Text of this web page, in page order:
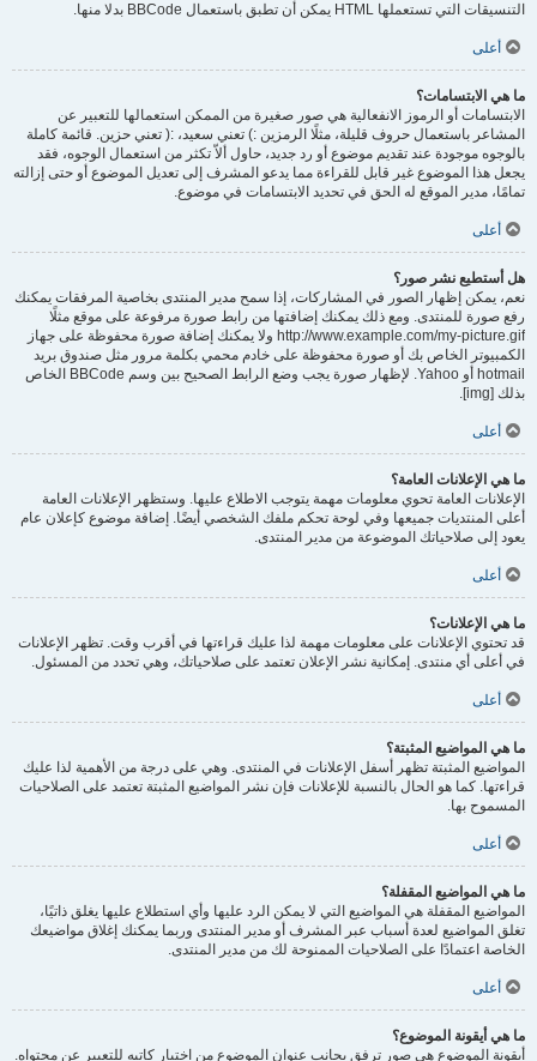
التنسيقات التي تستعملها HTML يمكن أن تطبق باستعمال BBCode بدلا منها.
أعلى
ما هي الابتسامات؟
الابتسامات أو الرموز الانفعالية هي صور صغيرة من الممكن استعمالها للتعبير عن
المشاعر باستعمال حروف قليلة، مثلًا الرمزين :) تعني سعيد، :( تعني حزين. قائمة كاملة
بالوجوه موجودة عند تقديم موضوع أو رد جديد، حاول ألاّ تكثر من استعمال الوجوه، فقد
يجعل هذا الموضوع غير قابل للقراءة مما يدعو المشرف إلى تعديل الموضوع أو حتى إزالته
تمامًا، مدير الموقع له الحق في تحديد الابتسامات في موضوع.
أعلى
هل أستطيع نشر صور؟
نعم، يمكن إظهار الصور في المشاركات، إذا سمح مدير المنتدى بخاصية المرفقات يمكنك
رفع صورة للمنتدى. ومع ذلك يمكنك إضافتها من رابط صورة مرفوعة على موقع مثلًا
http://www.example.com/my-picture.gif ولا يمكنك إضافة صورة محفوظة على جهاز
الكمبيوتر الخاص بك أو صورة محفوظة على خادم محمي بكلمة مرور مثل صندوق بريد
hotmail أو Yahoo. لإظهار صورة يجب وضع الرابط الصحيح بين وسم BBCode الخاص
بذلك [img].
أعلى
ما هي الإعلانات العامة؟
الإعلانات العامة تحوي معلومات مهمة يتوجب الاطلاع عليها. وستظهر الإعلانات العامة
أعلى المنتديات جميعها وفي لوحة تحكم ملفك الشخصي أيضًا. إضافة موضوع كإعلان عام
يعود إلى صلاحياتك الموضوعة من مدير المنتدى.
أعلى
ما هي الإعلانات؟
قد تحتوي الإعلانات على معلومات مهمة لذا عليك قراءتها في أقرب وقت. تظهر الإعلانات
في أعلى أي منتدى. إمكانية نشر الإعلان تعتمد على صلاحياتك، وهي تحدد من المسئول.
أعلى
ما هي المواضيع المثبتة؟
المواضيع المثبتة تظهر أسفل الإعلانات في المنتدى. وهي على درجة من الأهمية لذا عليك
قراءتها. كما هو الحال بالنسبة للإعلانات فإن نشر المواضيع المثبتة تعتمد على الصلاحيات
المسموح بها.
أعلى
ما هي المواضيع المقفلة؟
المواضيع المقفلة هي المواضيع التي لا يمكن الرد عليها وأي استطلاع عليها يغلق ذاتيًا،
تغلق المواضيع لعدة أسباب عبر المشرف أو مدير المنتدى وربما يمكنك إغلاق مواضيعك
الخاصة اعتمادًا على الصلاحيات الممنوحة لك من مدير المنتدى.
أعلى
ما هي أيقونة الموضوع؟
أيقونة الموضوع هي صور ترفق بجانب عنوان الموضوع من اختيار كاتبه للتعبير عن محتواه.